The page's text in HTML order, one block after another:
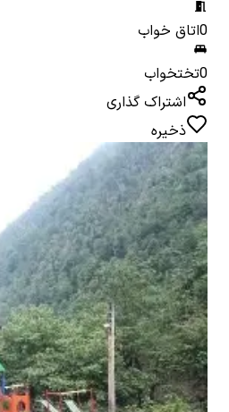
0اتاق خواب
0تختخواب
اشتراک گذاری
ذخیره